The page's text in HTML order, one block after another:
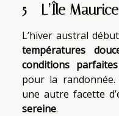
5 - L’Île Maurice
L’hiver austral
températures
conditions parfaites
pour la
une autre facette
sereine.